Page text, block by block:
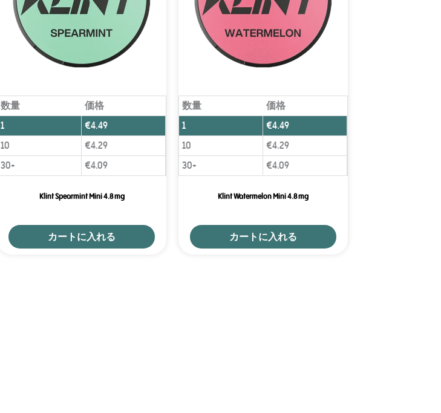
数量
価格
1
€4.49
10
€4.29
30+
€4.09
Klint Spearmint Mini 4.8 mg
カートに入れる
数量
価格
1
€4.49
10
€4.29
30+
€4.09
Klint Watermelon Mini 4.8 mg
カートに入れる